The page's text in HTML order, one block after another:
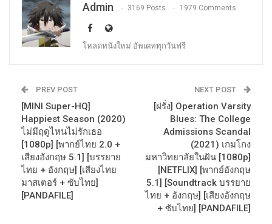
Admin 3169 Posts 1979 Comments
โหลดหนังใหม่ อัพเดททุกวันฟรี
PREV POST
[MINI Super-HQ]
Happiest Season (2020)
ไม่มีฤดูไหนไม่รักเธอ
[1080p] [พากย์ไทย 2.0 +
เสียงอังกฤษ 5.1] [บรรยาย
ไทย + อังกฤษ] [เสียงไทย
มาสเตอร์ + ซับไทย]
[PANDAFILE]
NEXT POST
[ฝรั่ง] Operation Varsity
Blues: The College
Admissions Scandal
(2021) เกมโกง
มหาวิทยาลัยในฝัน [1080p]
[NETFLIX] [พากย์อังกฤษ
5.1] [Soundtrack บรรยาย
ไทย + อังกฤษ] [เสียงอังกฤษ
+ ซับไทย] [PANDAFILE]